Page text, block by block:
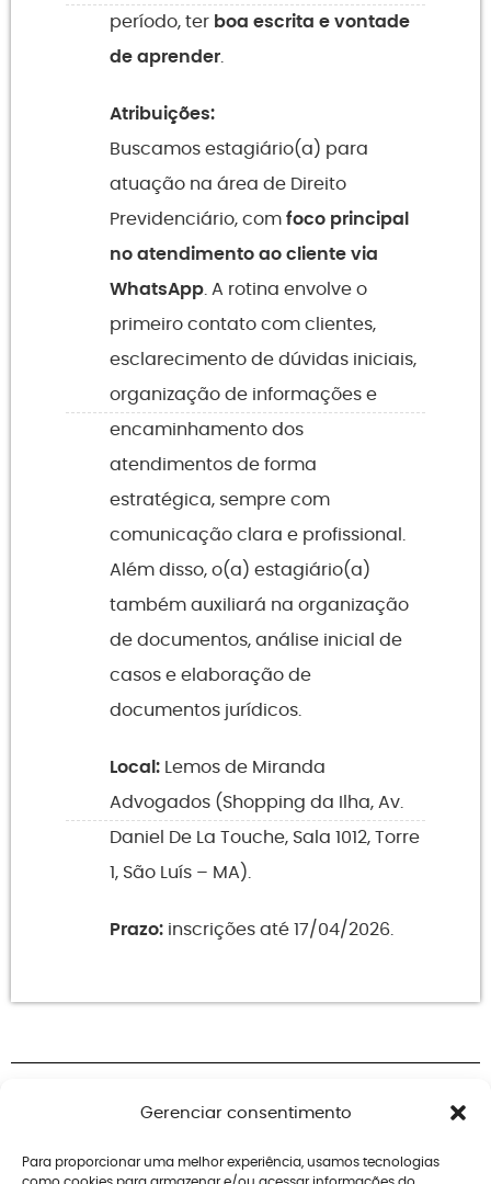
Gerenciar consentimento
Para proporcionar uma melhor experiência, usamos tecnologias
período, ter boa escrita e vontade
de aprender.
Atribuições:
Buscamos estagiário(a) para
atuação na área de Direito
Previdenciário, comfoco principal
no atendimento ao cliente via
WhatsApp. A rotina envolve o
primeiro contato com clientes,
esclarecimento de dúvidas iniciais,
organização de informações e
encaminhamento dos
atendimentos de forma
estratégica, sempre com
comunicação clara e profissional.
Além disso, o(a) estagiário(a)
também auxiliará na organização
de documentos, análise inicial de
casos e elaboração de
documentos jurídicos.
Local: Lemos de Miranda
Advogados (Shopping da Ilha, Av.
Daniel De La Touche, Sala 1012, Torre
1, São Luís – MA).
Prazo: inscrições até 17/04/2026.